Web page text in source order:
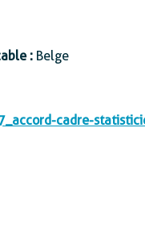
: Belge
cadre-